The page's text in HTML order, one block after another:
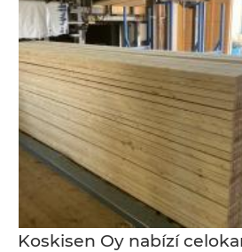
Koskisen Oy nabízí